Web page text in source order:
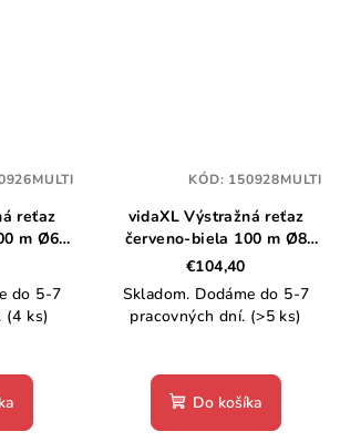
reťaz
m Ø6
do 5-7
(4 ks)
vidaXL Výstražná reťaz
červeno-biela 100 m Ø8
mm plastová
€104,40
Skladom. Dodáme do 5-7
pracovných dní. (>5 ks)
Do košíka
KÓD: 150928MULTI